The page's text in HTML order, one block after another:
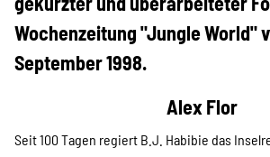
Projekte
Wochenzeitung "Jungle World"
September 1998.
Alex Flor
Seit 100 Tagen regiert B.J. Habibie das